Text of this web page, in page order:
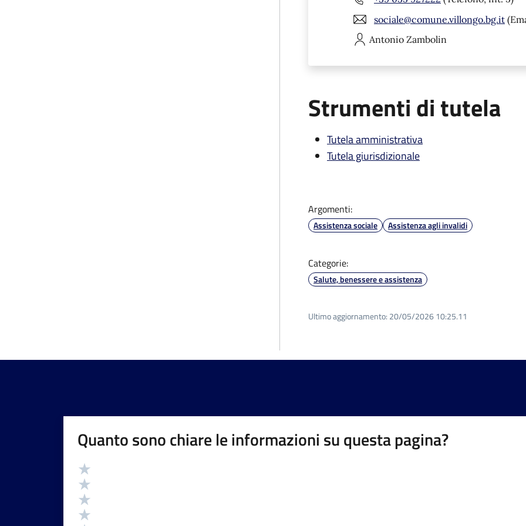
sociale@comune.villongo.bg.it
Antonio Zambolin
Strumenti di tutela
Tutela amministrativa
Tutela giurisdizionale
Argomenti:
Assistenza sociale Assistenza agli invalidi
Categorie:
Salute, benessere e assistenza
Ultimo aggiornamento: 20/05/2026 10:25.11
Quanto sono chiare le informazioni su questa pagina?
Valutazione